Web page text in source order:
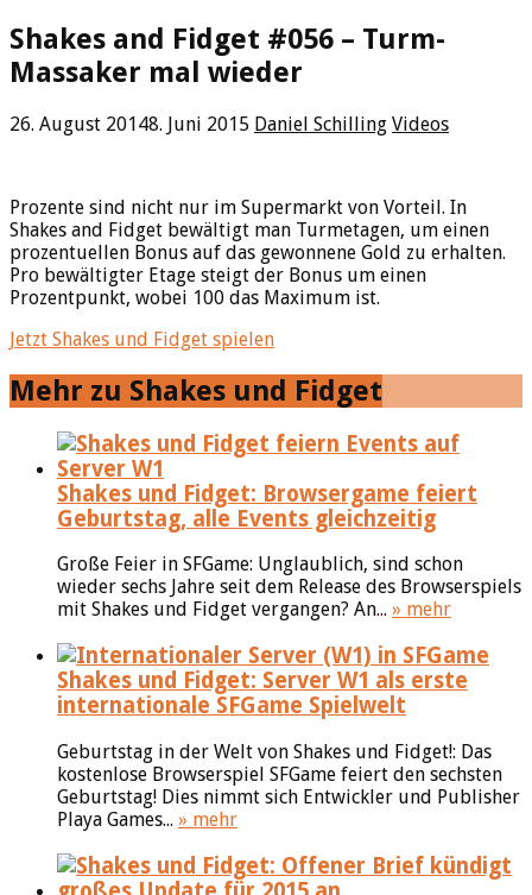
Shakes and Fidget #056 – Turm-
Massaker mal wieder
26. August 20148. Juni 2015 Daniel Schilling Videos
Prozente sind nicht nur im Supermarkt von Vorteil. In
Shakes and Fidget bewältigt man Turmetagen, um einen
prozentuellen Bonus auf das gewonnene Gold zu erhalten.
Pro bewältigter Etage steigt der Bonus um einen
Prozentpunkt, wobei 100 das Maximum ist.
Jetzt Shakes und Fidget spielen
Mehr zu Shakes und Fidget
Shakes und Fidget: Browsergame feiert
Geburtstag, alle Events gleichzeitig
Große Feier in SFGame: Unglaublich, sind schon
wieder sechs Jahre seit dem Release des Browserspiels
mit Shakes und Fidget vergangen? An... » mehr
Shakes und Fidget: Server W1 als erste
internationale SFGame Spielwelt
Geburtstag in der Welt von Shakes und Fidget!: Das
kostenlose Browserspiel SFGame feiert den sechsten
Geburtstag! Dies nimmt sich Entwickler und Publisher
Playa Games... » mehr